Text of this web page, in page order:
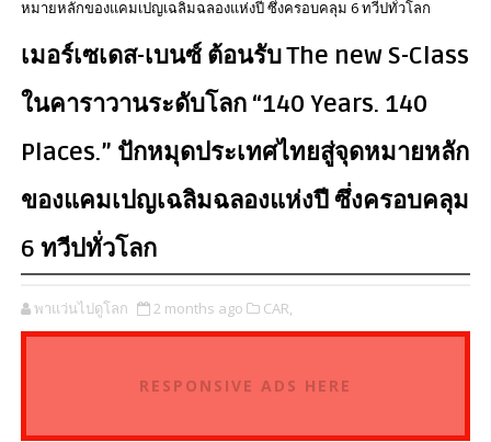
หมายหลักของแคมเปญเฉลิมฉลองแห่งปี ซึ่งครอบคลุม 6 ทวีปทั่วโลก
เมอร์เซเดส-เบนซ์ ต้อนรับ The new S-Class
ในคาราวานระดับโลก “140 Years. 140
Places.” ปักหมุดประเทศไทยสู่จุดหมายหลัก
ของแคมเปญเฉลิมฉลองแห่งปี ซึ่งครอบคลุม
6 ทวีปทั่วโลก
พาแว่นไปดูโลก 2 months ago CAR,
RESPONSIVE ADS HERE